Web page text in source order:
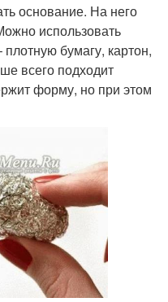
основание. На него
использовать
бумагу, картон,
всего подходит
форму, но при этом